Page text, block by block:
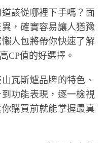
該從哪裡下手嗎？面
，確實容易讓人猶豫
人包將帶你快速了解
CP值的好選擇。
瓦斯爐品牌的特色、
功能表現，逐一檢視
購買前就能掌握最真